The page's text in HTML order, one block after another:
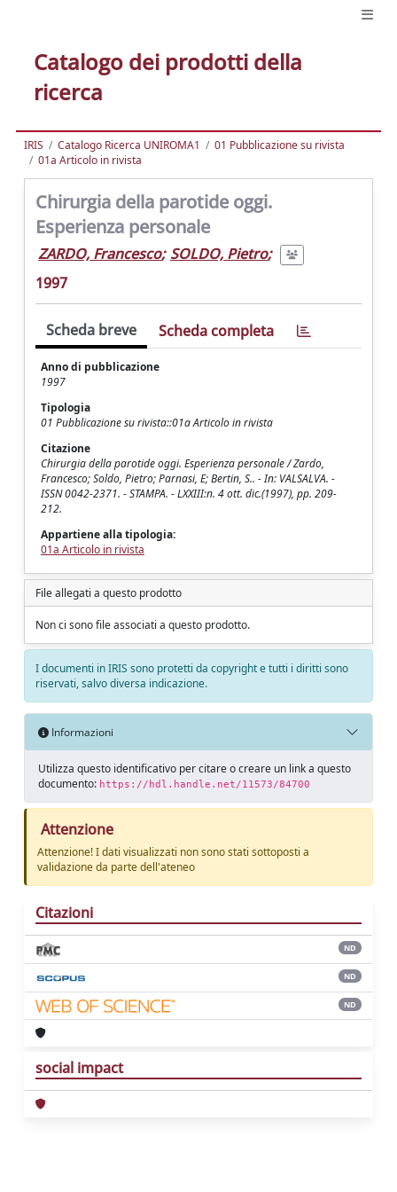
Catalogo dei prodotti della
ricerca
IRIS Catalogo Ricerca UNIROMA1
01 Pubblicazione su rivista
01a Articolo in rivista
Chirurgia della parotide oggi.
Esperienza personale
ZARDO, Francesco; SOLDO, Pietro;
1997
Scheda breve Scheda completa
Anno di pubblicazione
1997
Tipologia
01 Pubblicazione su rivista::01a Articolo in rivista
Citazione
Chirurgia della parotide oggi. Esperienza personale / Zardo,
Francesco; Soldo, Pietro; Parnasi, E; Bertin, S.. - In: VALSALVA. -
ISSN 0042-2371. - STAMPA. - LXXIII:n. 4 ott. dic.(1997), pp. 209-
212.
Appartiene alla tipologia:
01a Articolo in rivista
File allegati a questo prodotto
Non ci sono file associati a questo prodotto.
I documenti in IRIS sono protetti da copyright e tutti i diritti sono
riservati, salvo diversa indicazione.
Informazioni
Utilizza questo identificativo per citare o creare un link a questo
documento: https://hdl.handle.net/11573/84700
Attenzione
Attenzione! I dati visualizzati non sono stati sottoposti a
validazione da parte dell'ateneo
Citazioni
ND
ND
ND
social impact